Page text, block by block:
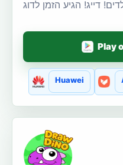
Play
Huawei